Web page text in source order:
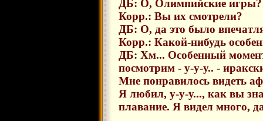
ДБ: О, Олимпийские игры?
Корр.: Вы их смотрели?
ДБ: О, да это было
Корр.: Какой-нибудь
ДБ: Хм... Особенный
посмотрим - у-у-у.. -
Мне понравилось видеть
Я любил, у-у-у..., как вы
плавание. Я видел много,